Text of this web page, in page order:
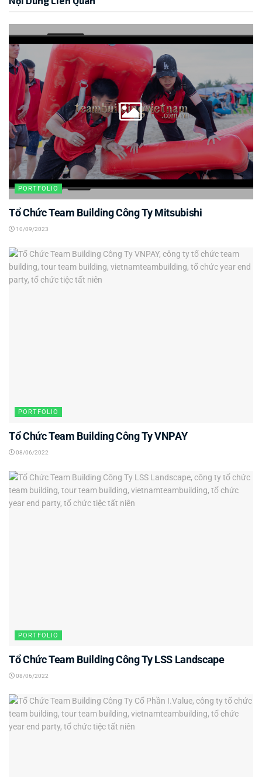
PORTFOLIO
Tổ Chức Team Building Công Ty Mitsubishi
10/09/2023
PORTFOLIO
Tổ Chức Team Building Công Ty VNPAY
08/06/2022
PORTFOLIO
Tổ Chức Team Building Công Ty LSS Landscape
08/06/2022